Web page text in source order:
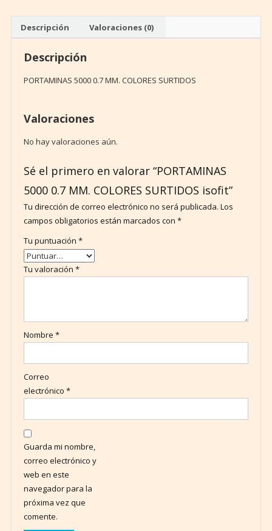
cantidad
Descripción Valoraciones (0)
Descripción
PORTAMINAS 5000 0.7 MM. COLORES SURTIDOS
Valoraciones
No hay valoraciones aún.
Sé el primero en valorar “PORTAMINAS
5000 0.7 MM. COLORES SURTIDOS isofit”
Tu dirección de correo electrónico no será publicada. Los
campos obligatorios están marcados con *
Tu puntuación *
Tu valoración *
Nombre *
Correo
electrónico *
Guarda mi nombre,
correo electrónico y
web en este
navegador para la
próxima vez que
comente.